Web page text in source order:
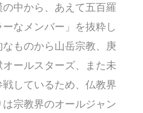
中から、あえて五百羅
なメンバー」を抜粋し
ものから山岳宗教、庚
ールスターズ、また未
しているため、仏教界
宗教界のオールジャン